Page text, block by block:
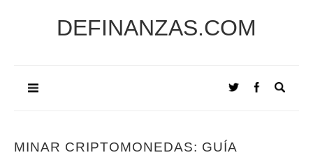
DEFINANZAS.COM
MINAR CRIPTOMONEDAS: GUÍA